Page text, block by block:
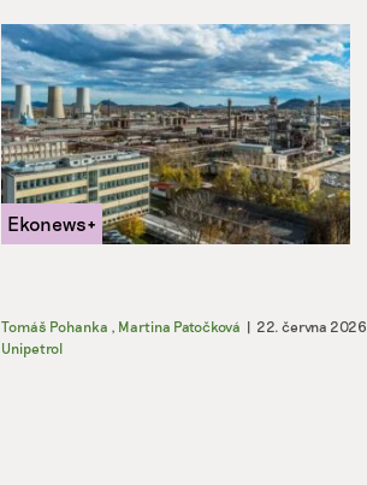
Tomáš Pohanka Martina Patočková | 22. června 2026
Unipetrol